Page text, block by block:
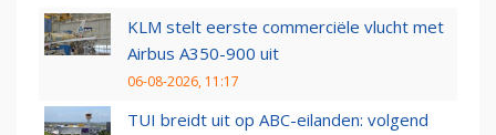
KLM stelt eerste commerciële vlucht met
Airbus A350-900 uit
06-08-2026, 11:17
TUI breidt uit op ABC-eilanden: volgend